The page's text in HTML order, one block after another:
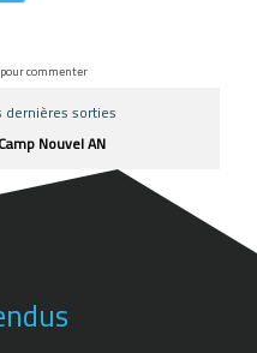
commenter
dernières sorties
Nouvel AN